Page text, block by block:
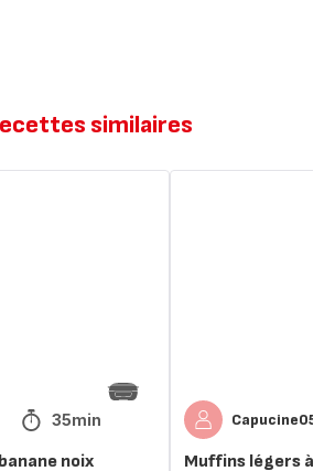
similaires
35min
noix
Capucine0518
Muffins légers à la